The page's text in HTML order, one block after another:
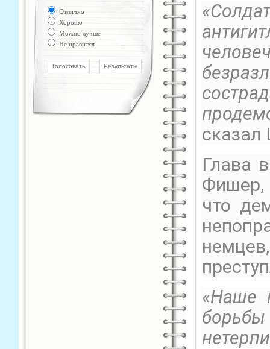
Отлично
Хорошо
Можно лучше
Не нравится
Глава
Фишер,
что
«Наше